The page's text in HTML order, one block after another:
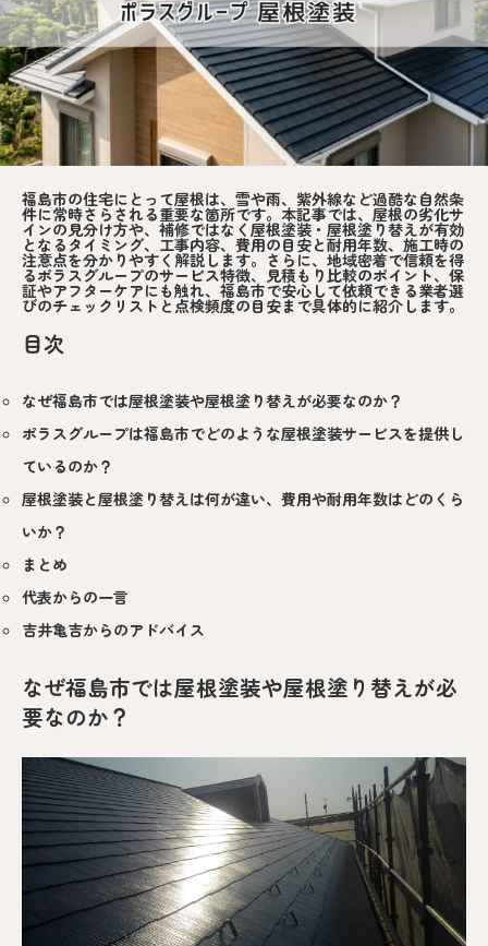
福島市の住宅にとって屋根は、雪や雨、紫外線など過酷な自然条
件に常時さらされる重要な箇所です。本記事では、屋根の劣化サ
インの見分け方や、補修ではなく屋根塗装・屋根塗り替えが有効
となるタイミング、工事内容、費用の目安と耐用年数、施工時の
注意点を分かりやすく解説します。さらに、地域密着で信頼を得
るポラスグループのサービス特徴、見積もり比較のポイント、保
証やアフターケアにも触れ、福島市で安心して依頼できる業者選
びのチェックリストと点検頻度の目安まで具体的に紹介します。
目次
なぜ福島市では屋根塗装や屋根塗り替えが必要なのか？
ポラスグループは福島市でどのような屋根塗装サービスを提供し
ているのか？
屋根塗装と屋根塗り替えは何が違い、費用や耐用年数はどのくら
いか？
まとめ
代表からの一言
吉井亀吉からのアドバイス
なぜ福島市では屋根塗装や屋根塗り替えが必
要なのか？